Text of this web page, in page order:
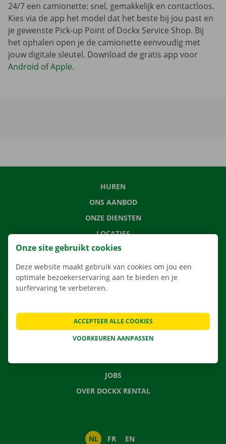
24/7 een camionette: snel, gemakkelijk en contactloos.
Kies via de app het model dat het beste bij jou past en
je gewenste Pick-up Point of Dockx Service Shop. Bij
het ophalen open je de camionette eenvoudig met
jouw digitale sleutel. Download de gratis app voor
Android ofApple.
HUREN
ONS AANBOD
ONZE DIENSTEN
LOCATIES
APP
VERHUISOPLOSSINGEN
CONTACTEER ONS
VEELGESTELDE VRAGEN
NIEUWS
JOBS
OVER DOCKX RENTAL
NL FR EN
Onze site gebruikt cookies
Deze website maakt gebruik van cookies om jou een
optimale bezoekerservaring aan te bieden en je
surfervaring te verbeteren.
VOORKEUREN AANPASSEN
ACCEPTEER ALLE COOKIES